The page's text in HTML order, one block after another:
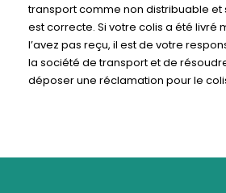
transport comme non distribuable et
est correcte. Si votre colis a été livré
l’avez pas reçu, il est de votre
la société de transport et de
déposer une réclamation pour le